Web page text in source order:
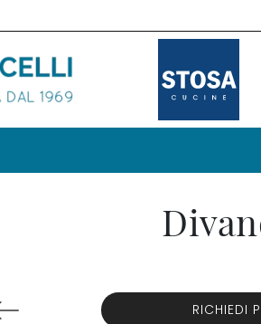
RICHIEDI